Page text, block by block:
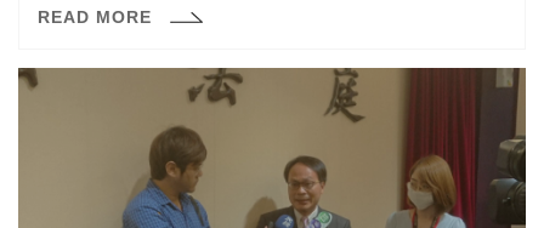
進行此釋憲案的言詞辯論，快來看看大家說了些什麼吧！
READ MORE